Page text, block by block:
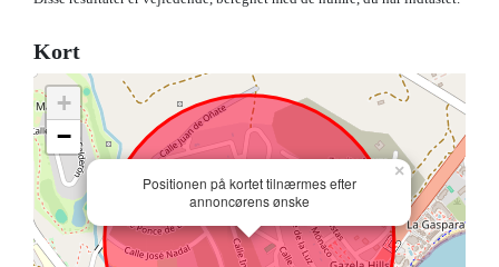
Kort
Positionen på kortet tilnærmes efter
annoncørens ønske
×
+
−